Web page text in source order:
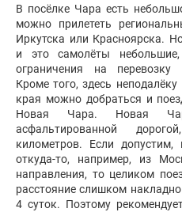
В посёлке Чара есть
можно прилететь
Иркутска или Красноярска.
и это самолёты
ограничения на перевозку
Кроме того, здесь
края можно добраться и
Новая Чара. Новая
асфальтированной
километров. Если
откуда-то, например, из
направления, то целиком
расстояние слишком
4 суток. Поэтому